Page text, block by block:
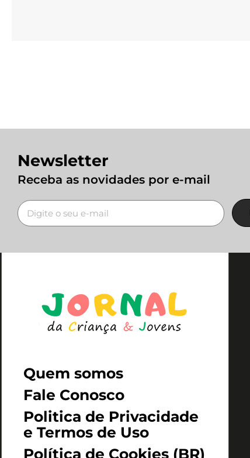
Newsletter
Receba as novidades por e-mail
Quem somos
Fale Conosco
Politica de Privacidade
e Termos de Uso
Política de Cookies (BR)